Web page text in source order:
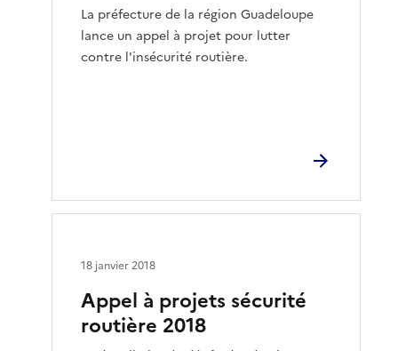
La préfecture de la région Guadeloupe
lance un appel à projet pour lutter
contre l'insécurité routière.
Appel à projets sécurité
routière 2018
18 janvier 2018